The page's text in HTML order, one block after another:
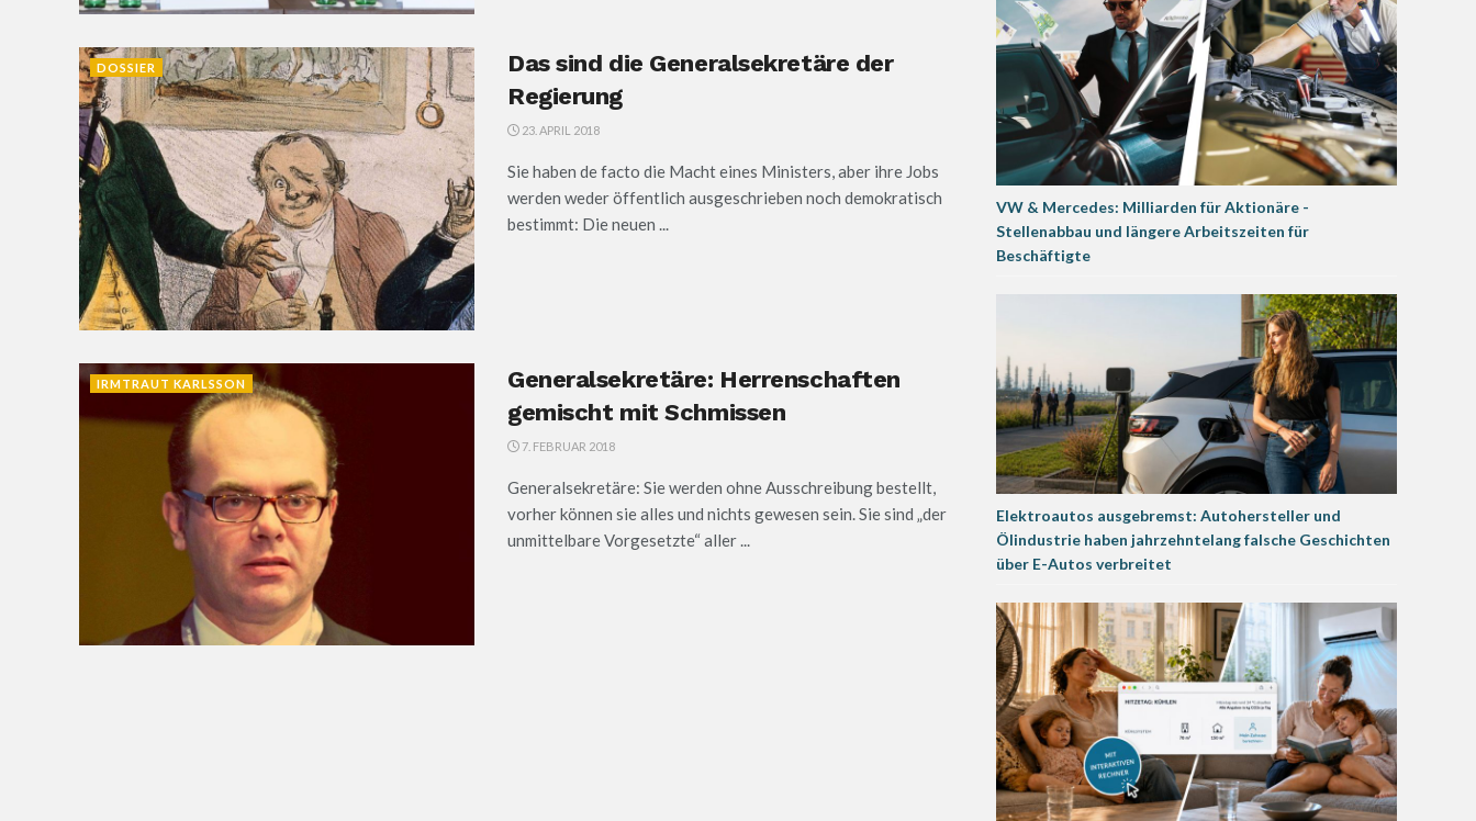
DOSSIER
Das sind die Generalsekretäre der
Regierung
23. APRIL 2018
Sie haben de facto die Macht eines Ministers, aber ihre Jobs
werden weder öffentlich ausgeschrieben noch demokratisch
bestimmt: Die neuen ...
IRMTRAUT KARLSSON
Generalsekretäre: Herrenschaften
gemischt mit Schmissen
7. FEBRUAR 2018
Generalsekretäre: Sie werden ohne Ausschreibung bestellt,
vorher können sie alles und nichts gewesen sein. Sie sind „der
unmittelbare Vorgesetzte“ aller ...
VW & Mercedes: Milliarden für Aktionäre -
Stellenabbau und längere Arbeitszeiten für
Beschäftigte
Elektroautos ausgebremst: Autohersteller und
Ölindustrie haben jahrzehntelang falsche Geschichten
über E-Autos verbreitet